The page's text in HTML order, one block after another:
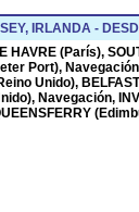
IRLANDA -
HAVRE (París),
Port),
Unido),
Navegación,